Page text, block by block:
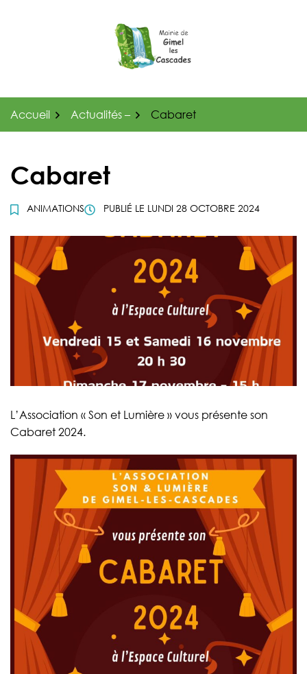
Accueil Actualités – Cabaret
Cabaret
ANIMATIONS PUBLIÉ LE LUNDI 28 OCTOBRE 2024
L’Association « Son et Lumière » vous présente son
Cabaret 2024.